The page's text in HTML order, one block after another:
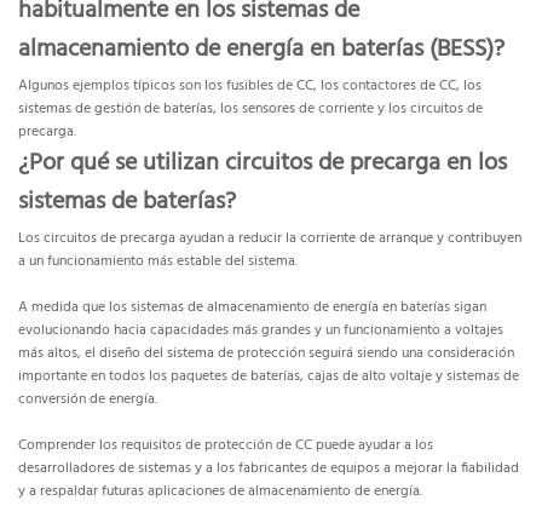
habitualmente en los sistemas de
almacenamiento de energía en baterías (BESS)?
Algunos ejemplos típicos son los fusibles de CC, los contactores de CC, los
sistemas de gestión de baterías, los sensores de corriente y los circuitos de
precarga.
¿Por qué se utilizan circuitos de precarga en los
sistemas de baterías?
Los circuitos de precarga ayudan a reducir la corriente de arranque y contribuyen
a un funcionamiento más estable del sistema.
A medida que los sistemas de almacenamiento de energía en baterías sigan
evolucionando hacia capacidades más grandes y un funcionamiento a voltajes
más altos, el diseño del sistema de protección seguirá siendo una consideración
importante en todos los paquetes de baterías, cajas de alto voltaje y sistemas de
conversión de energía.
Comprender los requisitos de protección de CC puede ayudar a los
desarrolladores de sistemas y a los fabricantes de equipos a mejorar la fiabilidad
y a respaldar futuras aplicaciones de almacenamiento de energía.